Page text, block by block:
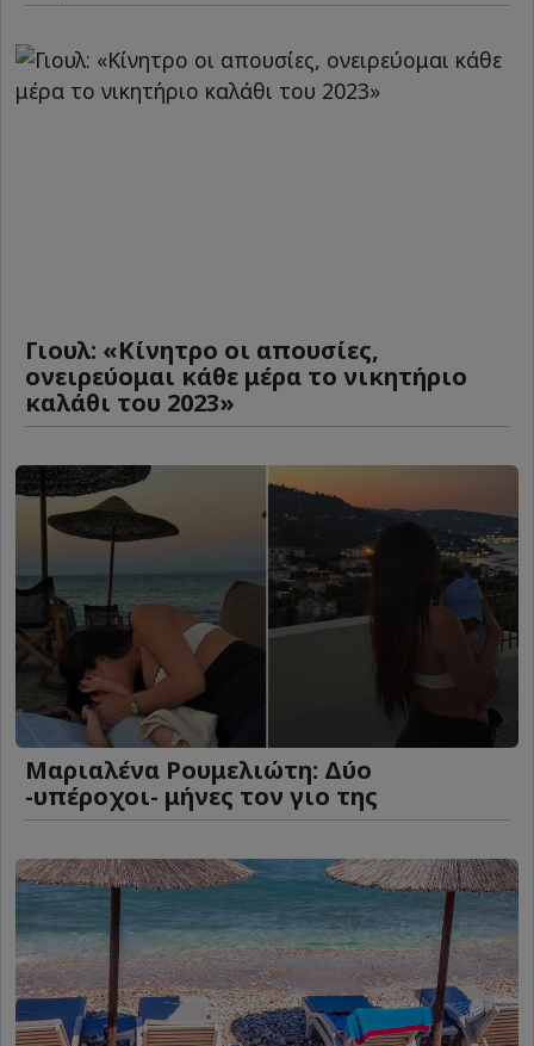
Γιουλ: «Κίνητρο οι απουσίες,
ονειρεύομαι κάθε μέρα το νικητήριο
καλάθι του 2023»
Μαριαλένα Ρουμελιώτη: Δύο
-υπέροχοι- μήνες τον γιο της